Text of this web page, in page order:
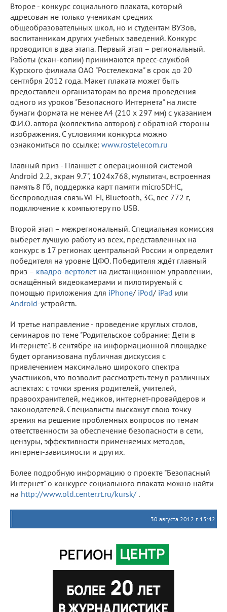
Второе - конкурс социального плаката, который
адресован не только ученикам средних
общеобразовательных школ, но и студентам ВУЗов,
воспитанникам других учебных заведений. Конкурс
проводится в два этапа. Первый этап – региональный.
Работы (скан-копии) принимаются пресс-службой
Курского филиала ОАО "Ростелекома" в срок до 20
сентября 2012 года. Макет плаката может быть
предоставлен организаторам во время проведения
одного из уроков "Безопасного Интернета" на листе
бумаги формата не менее А4 (210 х 297 мм) с указанием
Ф.И.О. автора (коллектива авторов) с обратной стороны
изображения. С условиями конкурса можно
ознакомиться по ссылке: www.rostelecom.ru
Главный приз - Планшет с операционной системой
Android 2.2, экран 9.7", 1024x768, мультитач, встроенная
память 8 Гб, поддержка карт памяти microSDHC,
беспроводная связь Wi-Fi, Bluetooth, 3G, вес 772 г,
подключение к компьютеру по USB.
Второй этап – межрегиональный. Специальная комиссия
выберет лучшую работу из всех, представленных на
конкурс в 17 регионах центральной России и определит
победителя на уровне ЦФО. Победителя ждёт главный
приз – квадро-вертолётна дистанционном управлении,
оснащённый видеокамерами и пилотируемый с
помощью приложения для iPhone/ iPod/ iPad или
Android-устройств.
И третье направление - проведение круглых столов,
семинаров по теме "Родительское собрание: Дети в
Интернете". В сентябре на информационной площадке
будет организована публичная дискуссия с
привлечением максимально широкого спектра
участников, что позволит рассмотреть тему в различных
аспектах: с точки зрения родителей, учителей,
правоохранителей, медиков, интернет-провайдеров и
законодателей. Специалисты выскажут свою точку
зрения на решение проблемных вопросов по темам
ответственности за обеспечение безопасности в сети,
цензуры, эффективности применяемых методов,
интернет-зависимости и других.
Более подробную информацию о проекте "Безопасный
Интернет" о конкурсе социального плаката можно найти
на http://www.old.center.rt.ru/kursk/ .
30 августа 2012 г. 15:42